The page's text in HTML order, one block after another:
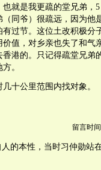
就是我更疏的堂兄弟，
同爷）很疏远，因为他
过节。这位土改积极分
值，对乡亲也失了和气
港的。只记得疏堂兄弟
。
十公里范围内找对象。
留言时
的本性，当时习仲勋站